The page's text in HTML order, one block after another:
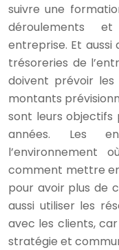
suivre une
déroulements
entreprise. Et
trésoreries de
doivent prévoir
montants
sont leurs objectifs
années. Les
l’environnement
comment mettre
pour avoir plus de
aussi utiliser les
avec les clients,
stratégie et